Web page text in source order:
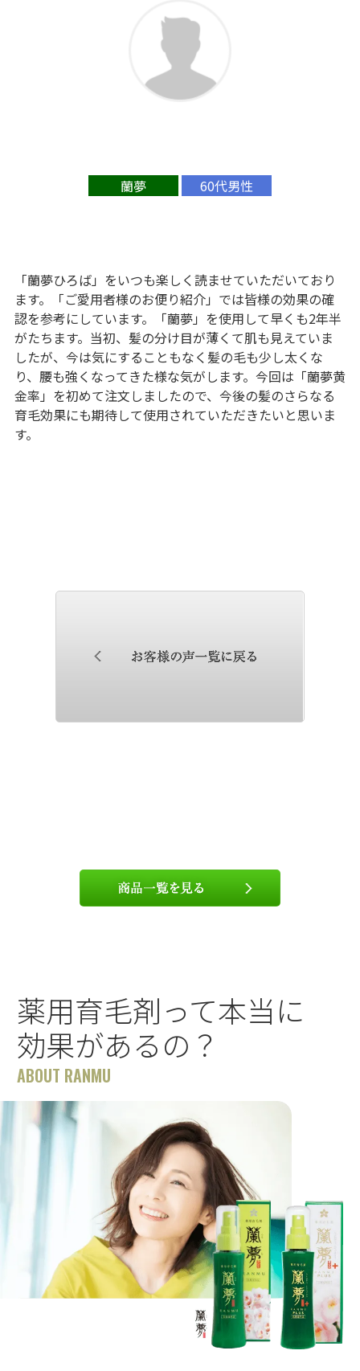
蘭夢 60代男性
「蘭夢ひろば」をいつも楽しく読ませていただいており
ます。「ご愛用者様のお便り紹介」では皆様の効果の確
認を参考にしています。「蘭夢」を使用して早くも2年半
がたちます。当初、髪の分け目が薄くて肌も見えていま
したが、今は気にすることもなく髪の毛も少し太くな
り、腰も強くなってきた様な気がします。今回は「蘭夢黄
金率」を初めて注文しましたので、今後の髪のさらなる
育毛効果にも期待して使用されていただきたいと思いま
す。
薬用育毛剤って本当に
効果があるの？
ABOUT RANMU